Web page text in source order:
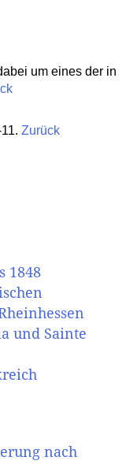
um eines der in
Zurück
1848
und Sainte
nach